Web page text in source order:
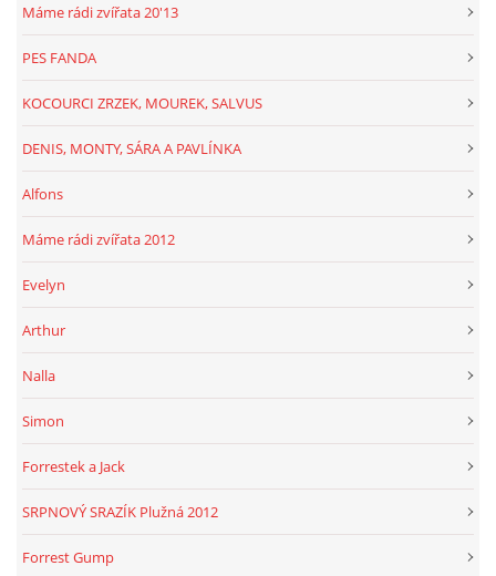
Máme rádi zvířata 20'13
PES FANDA
KOCOURCI ZRZEK, MOUREK, SALVUS
DENIS, MONTY, SÁRA A PAVLÍNKA
Alfons
Máme rádi zvířata 2012
Evelyn
Arthur
Nalla
Simon
Forrestek a Jack
SRPNOVÝ SRAZÍK Plužná 2012
Forrest Gump